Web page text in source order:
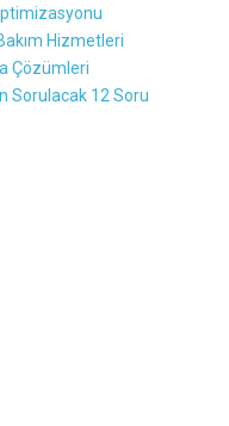
Hizmetleri
Çözümleri
Sorulacak 12 Soru